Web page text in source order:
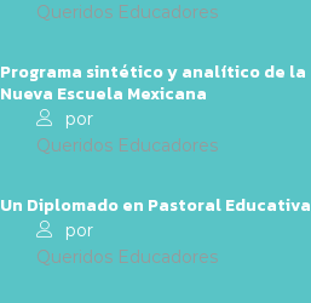
Queridos Educadores
Programa sintético y analítico de la
Nueva Escuela Mexicana
por
Queridos Educadores
Un Diplomado en Pastoral Educativa
por
Queridos Educadores